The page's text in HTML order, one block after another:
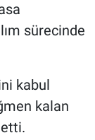
sürecinde
kabul
kalan